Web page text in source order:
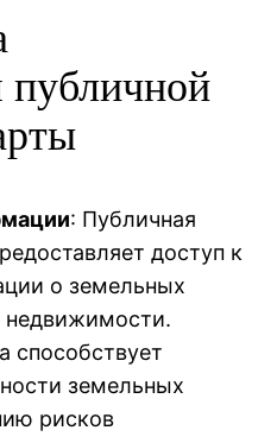
публичной
: Публичная
доступ к
о земельных
недвижимости.
способствует
земельных
рисков